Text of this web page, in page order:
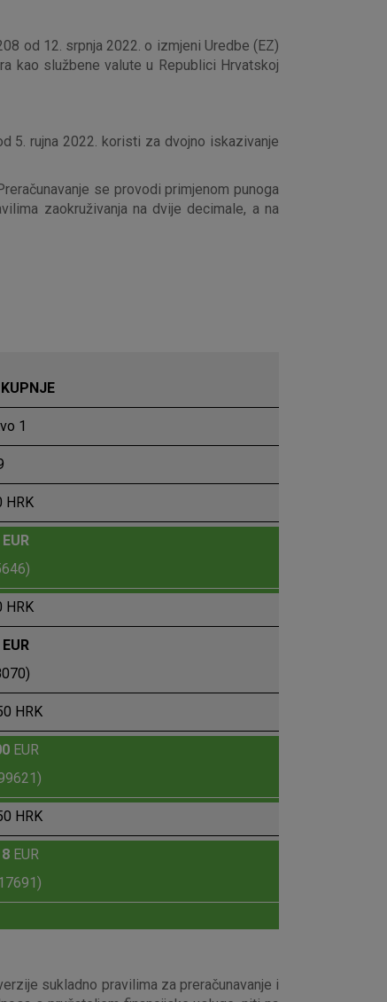
od 12. srpnja 2022. o izmjeni Uredbe (EZ)
kao službene valute u Republici Hrvatskoj
5. rujna 2022. koristi za dvojno iskazivanje
se provodi primjenom punoga
zaokruživanja na dvije decimale, a na
1
HRK
HRK
HRK
EUR
HRK
EUR
sukladno pravilima za preračunavanje i